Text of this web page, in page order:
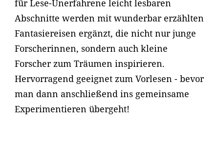
für Lese-Unerfahrene leicht lesbaren
Abschnitte werden mit wunderbar erzählten
Fantasiereisen ergänzt, die nicht nur junge
Forscherinnen, sondern auch kleine
Forscher zum Träumen inspirieren.
Hervorragend geeignet zum Vorlesen - bevor
man dann anschließend ins gemeinsame
Experimentieren übergeht!